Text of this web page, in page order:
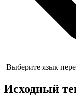
Выберите язык
Исходный